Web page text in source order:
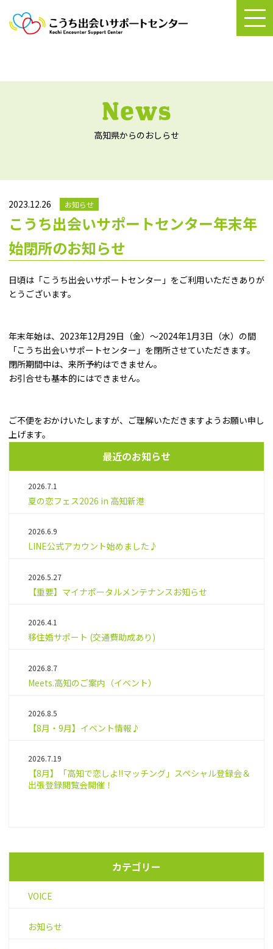
高知県からのおしらせ
2023.12.26 お知らせ
こうち出会いサポートセンター年末年
始閉所のお知らせ
日頃は「こうち出会いサポートセンター」をご利用いただきありが
とうございます。
年末年始は、2023年12月29日（金）～2024年1月3日（水）の間
「こうち出会いサポートセンター」を閉所させていただきます。
閉所期間中は、来所予約はできません。
お引合せも基本的にはできません。
ご不便をおかけいたしますが、ご理解いただきますようお願い申し
上げます。
最近のお知らせ
2026.7.1
夏の恋フェス2026 in 高知新港
2026.6.9
LINE公式アカウント始めました♪
2026.5.27
【重要】マイナポータルメンテナンスお知らせ
2026.4.1
移住婚サポート (交通費助成あり)
2026.8.7
Meets.高知のご案内（イベント）
2026.8.5
【8月・9月】イベント情報♪
2026.7.19
【8月】「高知で恋しよ!!マッチング」スペシャル登録会＆
出張登録閲覧会開催！
カテゴリー
VOICE
お知らせ